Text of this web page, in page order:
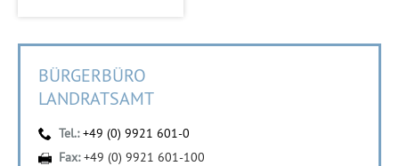
BÜRGERBÜRO
LANDRATSAMT
Tel.:+49 (0) 9921 601-0
Fax:+49 (0) 9921 601-100